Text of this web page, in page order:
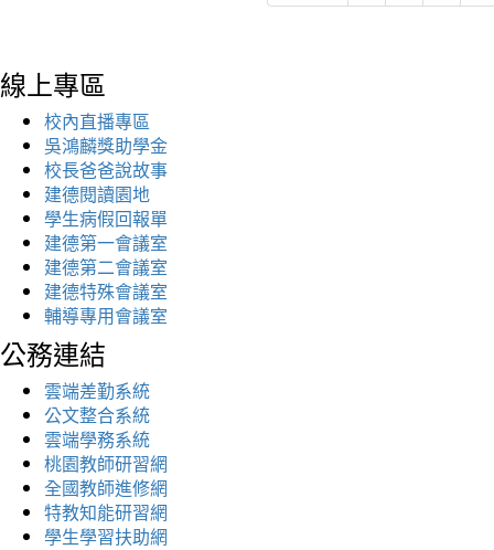
線上專區
校內直播專區
吳鴻麟獎助學金
校長爸爸說故事
建德閱讀園地
學生病假回報單
建德第一會議室
建德第二會議室
建德特殊會議室
輔導專用會議室
公務連結
雲端差勤系統
公文整合系統
雲端學務系統
桃園教師研習網
全國教師進修網
特教知能研習網
學生學習扶助網